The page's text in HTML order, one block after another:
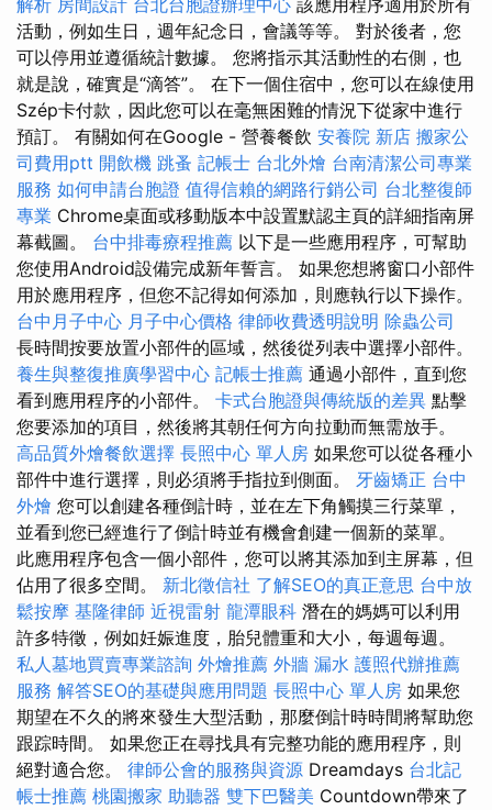
解析 房間設計 台北台胞證辦理中心 該應用程序適用於所有
活動，例如生日，週年紀念日，會議等等。 對於後者，您
可以停用並遵循統計數據。 您將指示其活動性的右側，也
就是說，確實是“滴答”。 在下一個住宿中，您可以在線使用
Szép卡付款，因此您可以在毫無困難的情況下從家中進行
預訂。 有關如何在Google - 營養餐飲 安養院 新店 搬家公
司費用ptt 開飲機 跳蚤 記帳士 台北外燴 台南清潔公司專業
服務 如何申請台胞證 值得信賴的網路行銷公司 台北整復師
專業 Chrome桌面或移動版本中設置默認主頁的詳細指南屏
幕截圖。 台中排毒療程推薦 以下是一些應用程序，可幫助
您使用Android設備完成新年誓言。 如果您想將窗口小部件
用於應用程序，但您不記得如何添加，則應執行以下操作。
台中月子中心 月子中心價格 律師收費透明說明 除蟲公司
長時間按要放置小部件的區域，然後從列表中選擇小部件。
養生與整復推廣學習中心 記帳士推薦 通過小部件，直到您
看到應用程序的小部件。 卡式台胞證與傳統版的差異 點擊
您要添加的項目，然後將其朝任何方向拉動而無需放手。
高品質外燴餐飲選擇 長照中心 單人房 如果您可以從各種小
部件中進行選擇，則必須將手指拉到側面。 牙齒矯正 台中
外燴 您可以創建各種倒計時，並在左下角觸摸三行菜單，
並看到您已經進行了倒計時並有機會創建一個新的菜單。
此應用程序包含一個小部件，您可以將其添加到主屏幕，但
佔用了很多空間。 新北徵信社 了解SEO的真正意思 台中放
鬆按摩 基隆律師 近視雷射 龍潭眼科 潛在的媽媽可以利用
許多特徵，例如妊娠進度，胎兒體重和大小，每週每週。
私人墓地買賣專業諮詢 外燴推薦 外牆 漏水 護照代辦推薦
服務 解答SEO的基礎與應用問題 長照中心 單人房 如果您
期望在不久的將來發生大型活動，那麼倒計時時間將幫助您
跟踪時間。 如果您正在尋找具有完整功能的應用程序，則
絕對適合您。 律師公會的服務與資源 Dreamdays 台北記
帳士推薦 桃園搬家 助聽器 雙下巴醫美 Countdown帶來了